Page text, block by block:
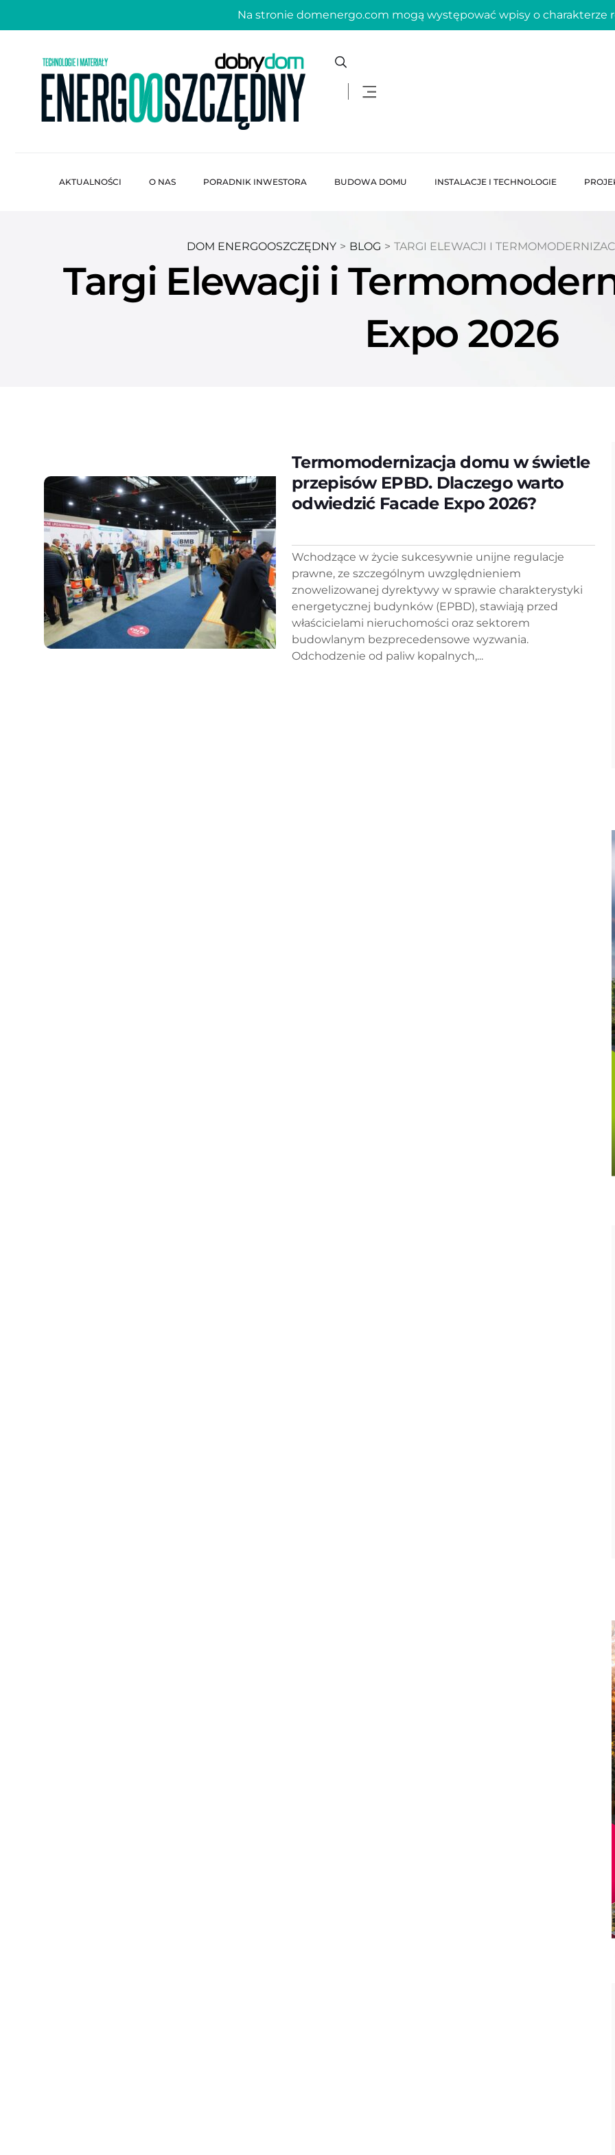
Na stronie domenergo.com mogą występować wpisy o charakterze
AKTUALNOŚCI O NAS PORADNIK INWESTORA BUDOWA DOMU INSTALACJE I TECHNOLOGIE
DOM ENERGOOSZCZĘDNY > BLOG > TARGI ELEWACJI I
Targi Elewacji i
Expo 2026
Termomodernizacja domu w świetle
przepisów EPBD. Dlaczego warto
odwiedzić Facade Expo 2026?
Wchodzące w życie sukcesywnie unijne regulacje
prawne, ze szczególnym uwzględnieniem
znowelizowanej dyrektywy w sprawie charakterystyki
energetycznej budynków (EPBD), stawiają przed
właścicielami nieruchomości oraz sektorem
budowlanym bezprecedensowe wyzwania.
Odchodzenie od paliw kopalnych,...